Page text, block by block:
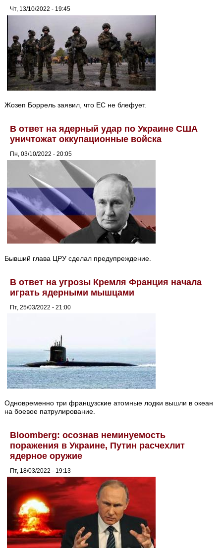
Чт, 13/10/2022 - 19:45
Жозеп Боррель заявил, что ЕС не блефует.
В ответ на ядерный удар по Украине США
уничтожат оккупационные войска
Пн, 03/10/2022 - 20:05
Бывший глава ЦРУ сделал предупреждение.
В ответ на угрозы Кремля Франция начала
играть ядерными мышцами
Пт, 25/03/2022 - 21:00
Одновременно три французские атомные лодки вышли в океан
на боевое патрулирование.
Bloomberg: осознав неминуемость
поражения в Украине, Путин расчехлит
ядерное оружие
Пт, 18/03/2022 - 19:13